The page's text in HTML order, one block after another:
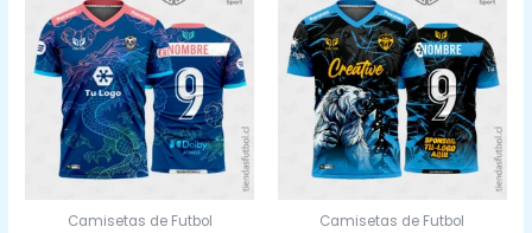
Camisetas de Futbol Camisetas de Futbol